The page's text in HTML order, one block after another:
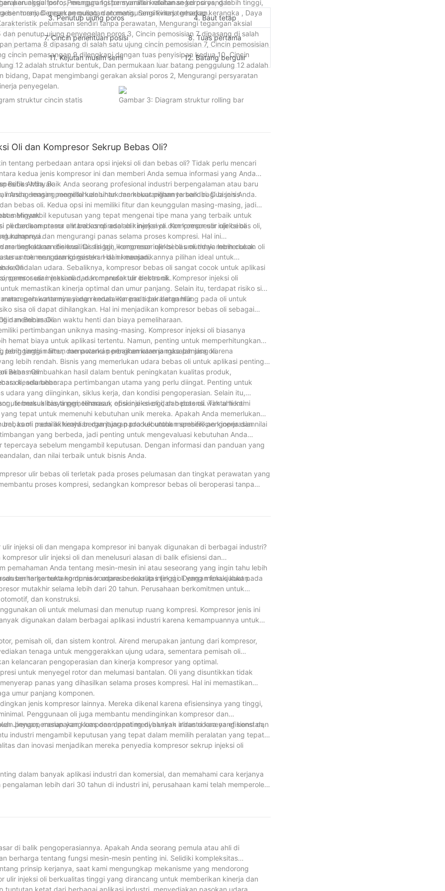
aksial poros, mengurangi persyaratan rakitan segel poros, dan
menjadi gesekan guling, dan mengurangi kinerja gesekan.
perunggu fosfo, Perunggu fosfor memiliki ketahanan korosi yang lebih tinggi,
benturan, Dengan pemusatan otomatis, Sensitivitas terhadap kerangka , Daya
pelumasan sendiri tanpa perawatan, Mengurangi tegangan aksial
penutup ujung penyegelan poros 3, Cincin pemosisian 7 dipasang di salah
pertama 8 dipasang di salah satu ujung cincin pemosisian 7, Cincin pemosisian
cincin pemasangan 9 dilengkapi dengan tuas penyisipan kedua 10, Cincin
12 adalah struktur bentuk, Dan permukaan luar batang penggulung 12 adalah
Dapat mengimbangi gerakan aksial poros 2, Mengurangi persyaratan
penyegelan.
3. Penutup ujung poros 4. Baut tetap
7. Cincin penentuan posisi 8. Tuas pertama
11. Kejutan musim semi 12. Batang bergulir
struktur cincin statis
Gambar 3: Diagram struktur rolling bar
Oli dan Kompresor Sekrup Bebas Oli?
tentang perbedaan antara opsi injeksi oli dan bebas oli? Tidak perlu mencari
kedua jenis kompresor ini dan memberi Anda semua informasi yang Anda
Anda. Baik Anda seorang profesional industri berpengalaman atau baru
Anda dengan pengetahuan untuk membuat pilihan terbaik bagi bisnis Anda.
Bebas Minyak
masing memiliki kelebihan dan kekurangannya sendiri. Dua jenis
bebas oli. Kedua opsi ini memiliki fitur dan keunggulan masing-masing, jadi
mengambil keputusan yang tepat mengenai tipe mana yang terbaik untuk
utama antara kompresor ulir injeksi oli dan kompresor ulir bebas oli,
Minyak
dan kompresor ulir bebas oli adalah kinerjanya. Kompresor ulir injeksi oli
kompresi dan mengurangi panas selama proses kompresi. Hal ini
efisiensi. Di sisi lain, kompresor ulir bebas oli tidak memerlukan oli
untuk mengurangi gesekan dan keausan.
bertekanan berkualitas tinggi, kompresor injeksi oli umumnya lebih cocok
menerus dan konsisten. Hal ini menjadikannya pilihan ideal untuk
keandalan udara. Sebaliknya, kompresor bebas oli sangat cocok untuk aplikasi
pemrosesan makanan, dan manufaktur elektronik.
Oli
ulir injeksi oli dan kompresor ulir bebas oli. Kompresor injeksi oli
memastikan kinerja optimal dan umur panjang. Selain itu, terdapat risiko sisa
kontaminasi dan kerusakan pada peralatan hilir.
perawatannya yang rendah. Karena tidak bergantung pada oli untuk
sisa oli dapat dihilangkan. Hal ini menjadikan kompresor bebas oli sebagai
meminimalkan waktu henti dan biaya pemeliharaan.
dan Bebas Oli
pertimbangan uniknya masing-masing. Kompresor injeksi oli biasanya
hemat biaya untuk aplikasi tertentu. Namun, penting untuk memperhitungkan
filter, dan potensi perbaikan karena masalah sisa oli.
lebih tinggi namun menawarkan penghematan jangka panjang karena
lebih rendah. Bisnis yang memerlukan udara bebas oli untuk aplikasi penting
akan membuahkan hasil dalam bentuk peningkatan kualitas produk,
keseluruhan.
Bebas Oli
oli, ada beberapa pertimbangan utama yang perlu diingat. Penting untuk
yang diinginkan, siklus kerja, dan kondisi pengoperasian. Selain itu,
termasuk biaya pemeliharaan, efisiensi energi, dan potensi waktu henti
ulir berkualitas tinggi, termasuk opsi injeksi oli dan bebas oli. Tim ahli kami
tepat untuk memenuhi kebutuhan unik mereka. Apakah Anda memerlukan
kami memiliki keahlian dan jajaran produk untuk memberikan kinerja dan nilai
oli pada akhirnya bergantung pada kebutuhan spesifik pengoperasian
yang berbeda, jadi penting untuk mengevaluasi kebutuhan Anda
sebelum mengambil keputusan. Dengan informasi dan panduan yang
dan nilai terbaik untuk bisnis Anda.
ulir bebas oli terletak pada proses pelumasan dan tingkat perawatan yang
proses kompresi, sedangkan kompresor bebas oli beroperasi tanpa
udara. Setelah 30 tahun pengalaman di industri ini, kami menemukan
dan andal untuk berbagai aplikasi industri dan komersial. Terlepas dari jenis
penting untuk memastikan kinerja optimal dan umur panjang.
injeksi oli dan mengapa kompresor ini banyak digunakan di berbagai industri?
ulir injeksi oli dan menelusuri alasan di balik efisiensi dan
pemahaman Anda tentang mesin-mesin ini atau seseorang yang ingin tahu lebih
berharga tentang dunia kompresor sekrup injeksi oli yang menakjubkan.
terkemuka kompresor udara berkualitas tinggi. Dengan fokus kuat pada
mutakhir selama lebih dari 20 tahun. Perusahaan berkomitmen untuk
dan konstruksi.
oli untuk melumasi dan menutup ruang kompresi. Kompresor jenis ini
digunakan dalam berbagai aplikasi industri karena kemampuannya untuk
pemisah oli, dan sistem kontrol. Airend merupakan jantung dari kompresor,
tenaga untuk menggerakkan ujung udara, sementara pemisah oli
kelancaran pengoperasian dan kinerja kompresor yang optimal.
untuk menyegel rotor dan melumasi bantalan. Oli yang disuntikkan tidak
panas yang dihasilkan selama proses kompresi. Hal ini memastikan
umur panjang komponen.
jenis kompresor lainnya. Mereka dikenal karena efisiensinya yang tinggi,
Penggunaan oli juga membantu mendinginkan kompresor dan
pengoperasian yang luas dan dapat menyalurkan aliran udara yang konstan,
Jinyuan, merupakan komponen penting di banyak industri karena efisiensi dan
industri mengambil keputusan yang tepat dalam memilih peralatan yang tepat
dan inovasi menjadikan mereka penyedia kompresor sekrup injeksi oli
dalam banyak aplikasi industri dan komersial, dan memahami cara kerjanya
lebih dari 30 tahun di industri ini, perusahaan kami telah memperoleh
ini, dan kami berkomitmen untuk menyediakan produk dan layanan dengan
di balik pengoperasiannya. Apakah Anda seorang pemula atau ahli di
berharga tentang fungsi mesin-mesin penting ini. Selidiki kompleksitas
prinsip kerjanya, saat kami mengungkap mekanisme yang mendorong
ulir injeksi oli berkualitas tinggi yang dirancang untuk memberikan kinerja dan